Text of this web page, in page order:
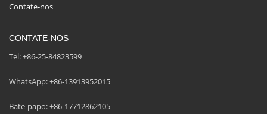
Contate-nos
CONTATE-NOS
Tel: +86-25-84823599
WhatsApp: +86-13913952015
Bate-papo: +86-17712862105